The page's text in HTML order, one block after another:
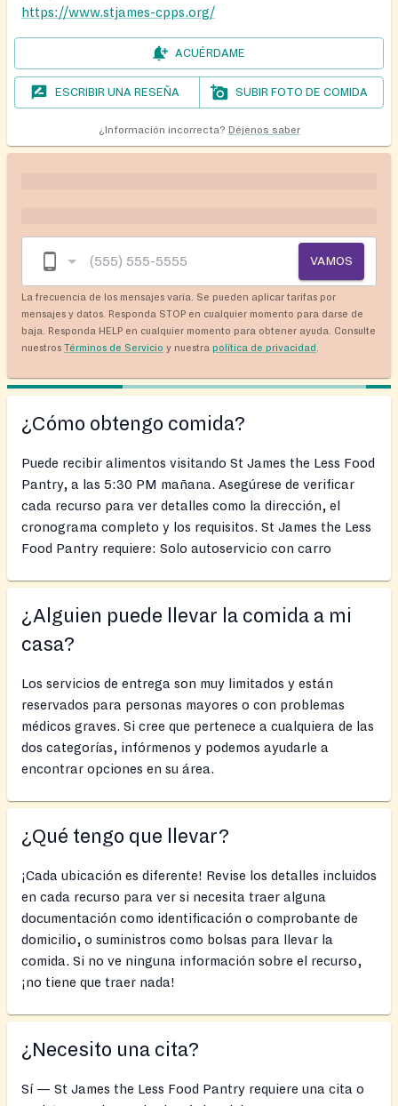
https://www.stjames-cpps.org/
ACUÉRDAME
ESCRIBIR UNA RESEÑA SUBIR FOTO DE COMIDA
¿Información incorrecta? Déjenos saber
VAMOS
La frecuencia de los mensajes varía. Se pueden aplicar tarifas por
mensajes y datos. Responda STOP en cualquier momento para darse de
baja. Responda HELP en cualquier momento para obtener ayuda. Consulte
nuestros Términos de Servicio y nuestra política de privacidad
¿Cómo obtengo comida?
Puede recibir alimentos visitando St James the Less Food
Pantry, a las 5:30 PM mañana. Asegúrese de verificar
cada recurso para ver detalles como la dirección, el
cronograma completo y los requisitos. St James the Less
Food Pantry requiere: Solo autoservicio con carro
¿Alguien puede llevar la comida a mi
casa?
Los servicios de entrega son muy limitados y están
reservados para personas mayores o con problemas
médicos graves. Si cree que pertenece a cualquiera de las
dos categorías, infórmenos y podemos ayudarle a
encontrar opciones en su área.
¿Qué tengo que llevar?
¡Cada ubicación es diferente! Revise los detalles incluidos
en cada recurso para ver si necesita traer alguna
documentación como identificación o comprobante de
domicilio, o suministros como bolsas para llevar la
comida. Si no ve ninguna información sobre el recurso,
¡no tiene que traer nada!
¿Necesito una cita?
Sí — St James the Less Food Pantry requiere una cita o